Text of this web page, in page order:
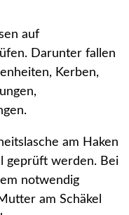
auf
Darunter fallen
Kerben,
am Haken
geprüft werden. Bei
notwendig
am Schäkel